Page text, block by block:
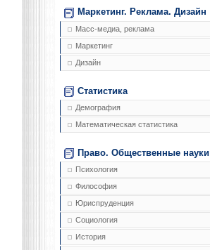
Маркетинг. Реклама. Дизайн
Масс-медиа, реклама
Маркетинг
Дизайн
Статистика
Демография
Математическая статистика
Право. Общественные науки
Психология
Философия
Юриспруденция
Социология
История